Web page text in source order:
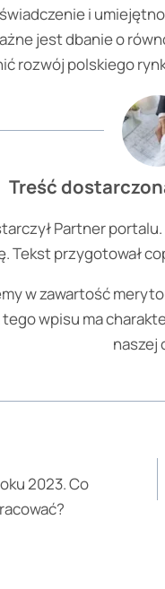
i
jest dbanie o
rozwój polskiego
Treść
Partner
Tekst przygotował
w zawartość
tego wpisu ma
naszej
2023. Co